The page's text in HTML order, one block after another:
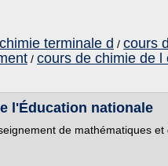
terminale d / cours
/ cours de chimie de l
l'Éducation nationale
de mathématiques et